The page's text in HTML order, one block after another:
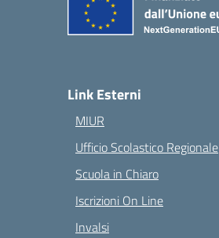
Link Esterni
MIUR
Ufficio Scolastico Regionale
Scuola in Chiaro
Iscrizioni On Line
Invalsi